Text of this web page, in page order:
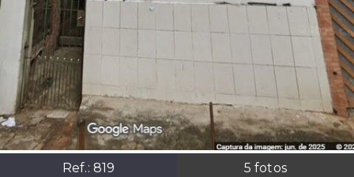
Ref.: 819 5 fotos